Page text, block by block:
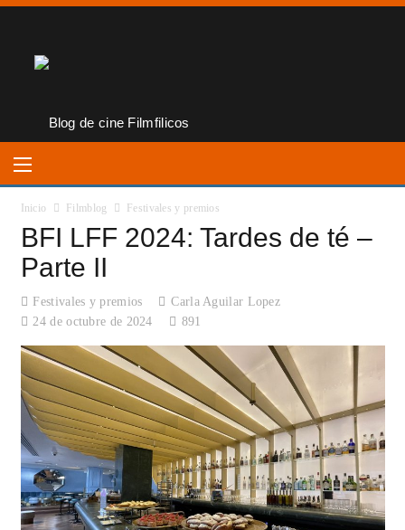
Inicio Filmblog Festivales y premios
BFI LFF 2024: Tardes de té –
Parte II
Festivales y premios
Carla Aguilar Lopez
24 de octubre de 2024
891